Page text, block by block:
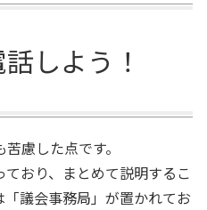
しよう！
慮した点です。
おり、まとめて説明するこ
議会事務局」が置かれてお